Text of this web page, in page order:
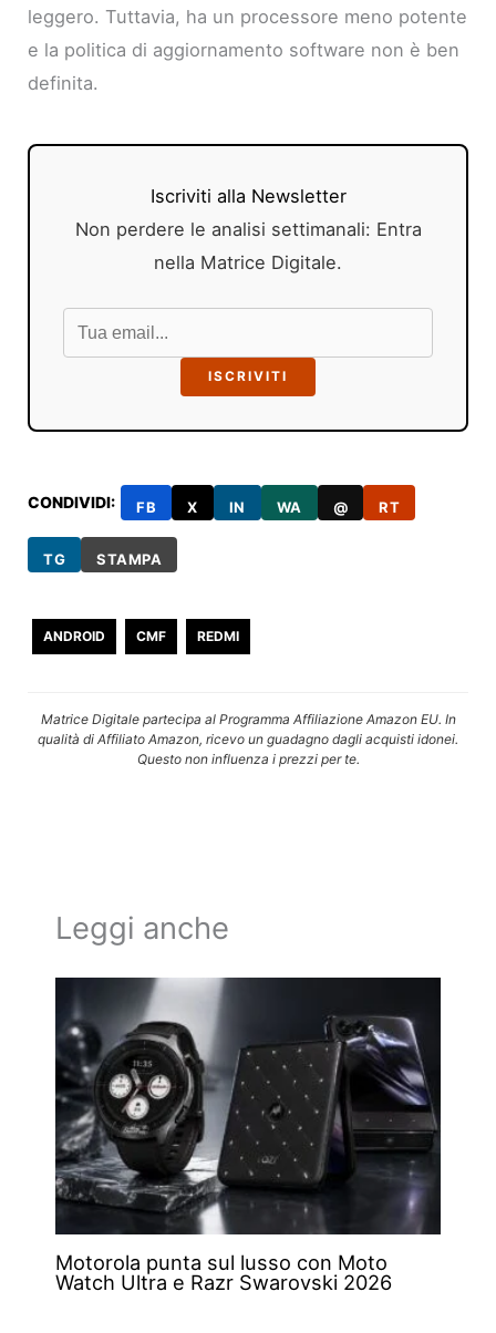
leggero. Tuttavia, ha un processore meno potente
e la politica di aggiornamento software non è ben
definita.
Iscriviti alla Newsletter
Non perdere le analisi settimanali: Entra
nella Matrice Digitale.
ISCRIVITI
CONDIVIDI: FB X IN WA @ RT
TG STAMPA
ANDROID CMF REDMI
Matrice Digitale partecipa al Programma Affiliazione Amazon EU. In
qualità di Affiliato Amazon, ricevo un guadagno dagli acquisti idonei.
Questo non influenza i prezzi per te.
Leggi anche
Motorola punta sul lusso con Moto
Watch Ultra e Razr Swarovski 2026